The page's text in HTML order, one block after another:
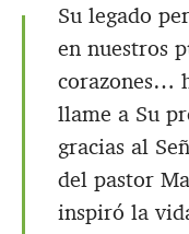
Su legado
en nuestros
corazones…
llame a Su
gracias al
del pastor
inspiró la